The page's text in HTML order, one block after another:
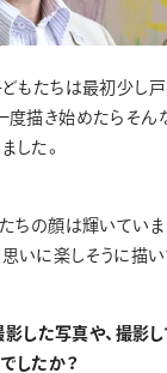
もたちは最初少し
度描き始めたらそん
した。
ちの顔は輝いていま
いに楽しそうに描い
した写真や、撮影
したか？